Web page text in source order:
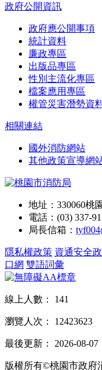
政府公開資訊
政府應公開事項
統計資料
廉政專區
出版品專區
性別主流化專區
檔案應用專區
權管災害潛勢資
相關連結
國外消防網站
其他政策宣導網
地址：330060桃
電話：(03) 337-
局長信箱：
隱私權政策 資通安全
口網 雙語詞彙
線上人數： 141
瀏覽人次： 12423623
最後更新： 2026-08-07
版權所有©桃園市政府